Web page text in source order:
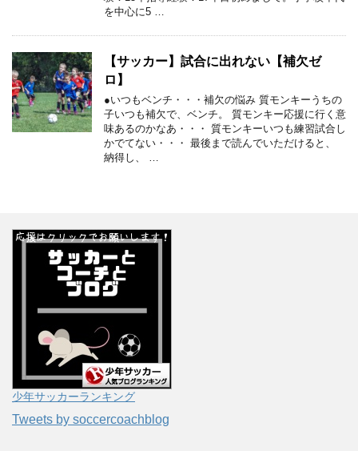
を中心に5 …
【サッカー】試合に出れない【補欠ゼ
ロ】
●いつもベンチ・・・補欠の悩み 質モンキーうちの
子いつも補欠で、ベンチ。 質モンキー応援に行く意
味あるのかなあ・・・ 質モンキーいつも練習試合し
かでてない・・・ 最後まで読んでいただけると、
納得し、 …
少年サッカーランキング
Tweets by soccercoachblog